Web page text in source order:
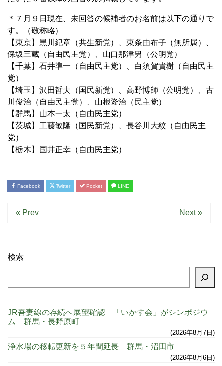
＊７月９日現在、未回答の候補者のお名前は以下の通りで
す。（敬称略）
【東京】黒川紀章（共生新党）、東条由布子（無所属）、
保坂三蔵（自由民主党）、山口那津男（公明党）
【千葉】石井準一（自由民主党）、白須賀貴樹（自由民主
党）
【埼玉】沢田哲夫（国民新党）、高野博師（公明党）、古
川俊治（自由民主党）、山根隆治（民主党）
【群馬】山本一太（自由民主党）
【茨城】工藤敏隆（国民新党）、長谷川大紋（自由民主
党）
【栃木】国井正幸（自由民主党）
Facebook Twitter Pocket LINE
« Prev Next »
検索
JR吾妻線の存続へ展望確認 「いかす会」がシンポジウ
ム 群馬・長野原町
2026年8月7日
浄水場の移転更新を５年間延長 群馬・沼田市
2026年8月6日